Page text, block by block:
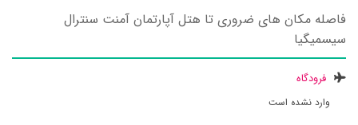
فاصله مکان های ضروری تا هتل آپارتمان آمنت سنترال
سیسمیگیا
فرودگاه
وارد نشده است